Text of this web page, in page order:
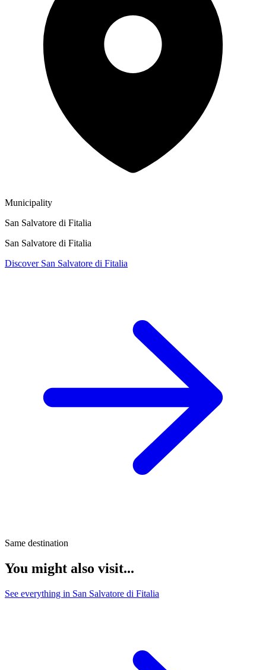
Municipality
San Salvatore di Fitalia
San Salvatore di Fitalia
Discover San Salvatore di Fitalia
Same destination
You might also visit...
See everything in San Salvatore di Fitalia